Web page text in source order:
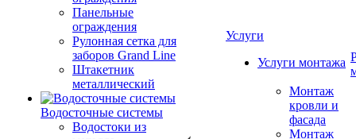
Панельные
ограждения
Рулонная сетка для
заборов Grand Line
Штакетник
металлический
Водосточные системы
Водостоки из
Услуги
Услуги монтажа
Монтаж
кровли и
фасада
Монтаж